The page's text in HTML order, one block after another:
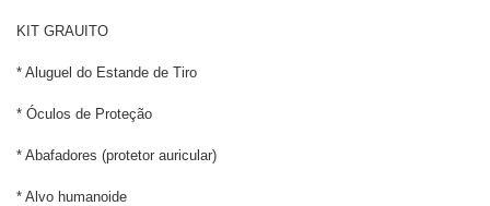
KIT GRAUITO
* Aluguel do Estande de Tiro
* Óculos de Proteção
* Abafadores (protetor auricular)
* Alvo humanoide